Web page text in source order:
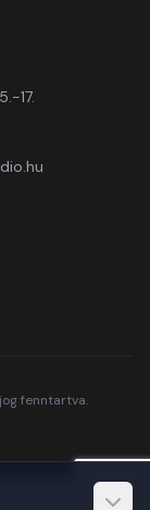
17.
fenntartva.